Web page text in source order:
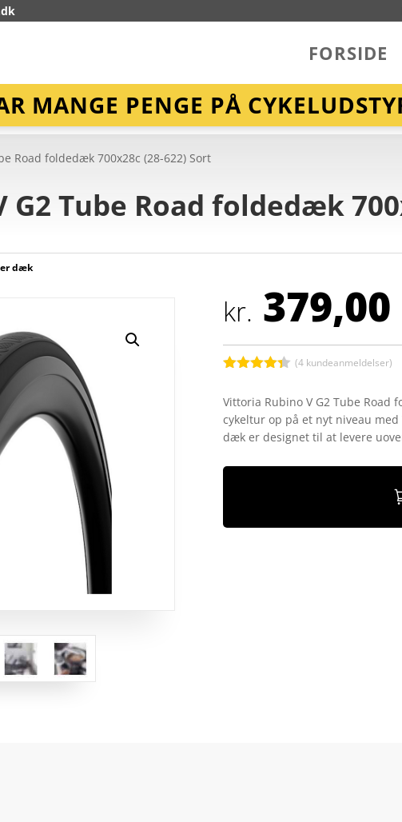
FORSIDE
MANGE PENGE PÅ
Road foldedæk 700x28c (28-622) Sort
Tube Road foldedæk
dæk
kr. 379,00
ud af 5
baseret
på
kundebedø
(4kundeanmeldelser)
Vittoria Rubino V G2 Tube Road
cykeltur op på et nyt niveau
dæk er designet til at levere